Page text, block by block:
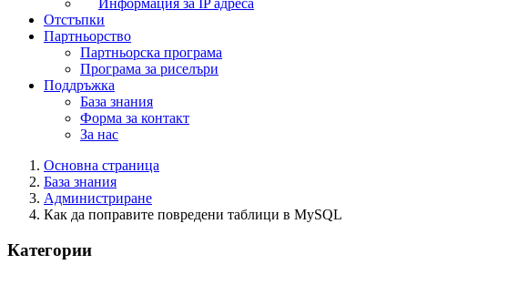
Информация за IP адреса
Отстъпки
Партньорство
Партньорска програма
Програма за риселъри
Поддръжка
База знания
Форма за контакт
За нас
Основна страница
База знания
Администриране
Как да поправите повредени таблици в MySQL
Категории